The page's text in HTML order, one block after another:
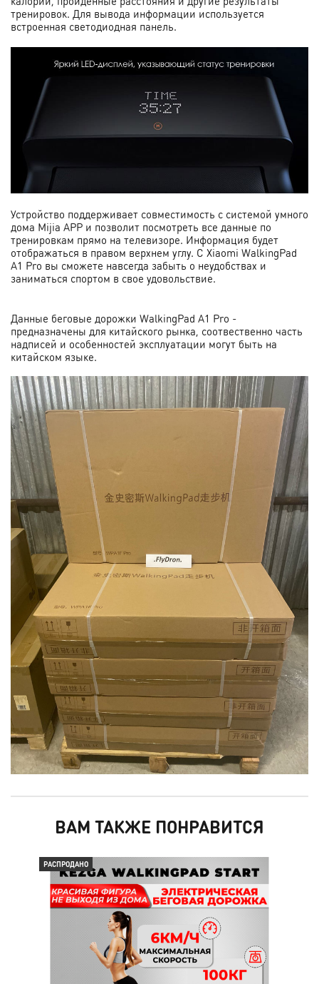
тренировок. Для вывода информации используется
встроенная светодиодная панель.
Устройство поддерживает совместимость с системой умного
дома Mijia APP и позволит посмотреть все данные по
тренировкам прямо на телевизоре. Информация будет
отображаться в правом верхнем углу. С Xiaomi WalkingPad
A1 Pro вы сможете навсегда забыть о неудобствах и
заниматься спортом в свое удовольствие.
Данные беговые дорожки WalkingPad A1 Pro -
предназначены для китайского рынка, соотвественно часть
надписей и особенностей эксплуатации могут быть на
китайском языке.
ВАМ ТАКЖЕ ПОНРАВИТСЯ
РАСПРОДАНО